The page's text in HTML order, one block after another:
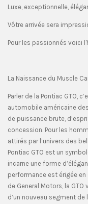
Luxe, exceptionnelle,
Vôtre arrivée sera
Pour les passionnés voici
La Naissance du Muscle
Parler de la Pontiac GTO,
automobile américaine
de puissance brute,
concession. Pour les
attirés par l’univers des
Pontiac GTO est un
incarne une forme
performance est érigée en
de General Motors, la
d’un nouveau segment de